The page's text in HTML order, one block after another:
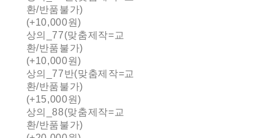
환/반품불가)
(+10,000원)
상의_77(맞춤제작=교
환/반품불가)
(+10,000원)
상의_77반(맞춤제작=교
환/반품불가)
(+15,000원)
상의_88(맞춤제작=교
환/반품불가)